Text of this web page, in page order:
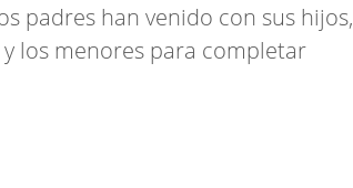
padres han venido con sus hijos,
los menores para completar